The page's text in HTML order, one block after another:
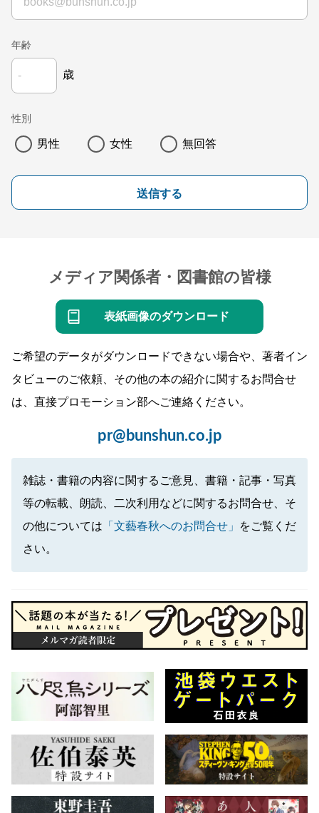
年齢
歳
性別
男性 女性 無回答
送信する
メディア関係者・図書館の皆様
表紙画像のダウンロード
ご希望のデータがダウンロードできない場合や、著者イン
タビューのご依頼、その他の本の紹介に関するお問合せ
は、直接プロモーション部へご連絡ください。
pr@bunshun.co.jp
雑誌・書籍の内容に関するご意見、書籍・記事・写真
等の転載、朗読、二次利用などに関するお問合せ、そ
の他については 「文藝春秋へのお問合せ」
をご覧くだ
さい。